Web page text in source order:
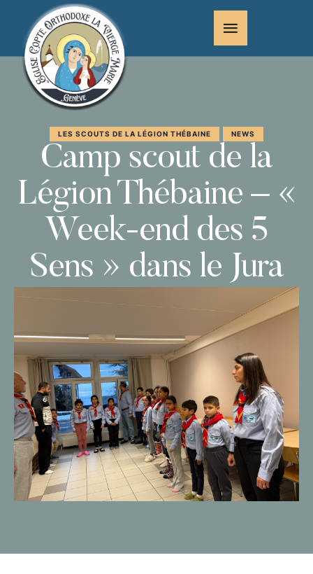
LES SCOUTS DE LA LÉGION THÉBAINE NEWS
Camp scout de la
Légion Thébaine – «
Week-end des 5
Sens » dans le Jura